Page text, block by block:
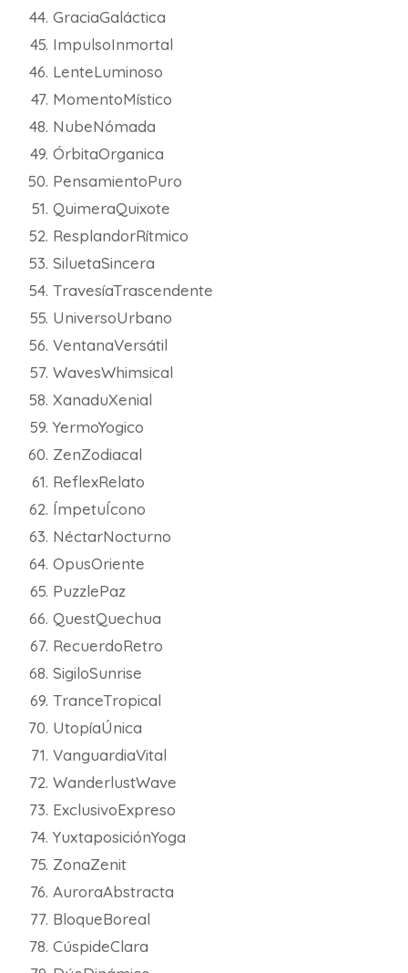
GraciaGaláctica
ImpulsoInmortal
LenteLuminoso
MomentoMístico
NubeNómada
ÓrbitaOrganica
PensamientoPuro
QuimeraQuixote
ResplandorRítmico
SiluetaSincera
TravesíaTrascendente
UniversoUrbano
VentanaVersátil
WavesWhimsical
XanaduXenial
YermoYogico
ZenZodiacal
ReflexRelato
ÍmpetuÍcono
NéctarNocturno
OpusOriente
PuzzlePaz
QuestQuechua
RecuerdoRetro
SigiloSunrise
TranceTropical
UtopíaÚnica
VanguardiaVital
WanderlustWave
ExclusivoExpreso
YuxtaposiciónYoga
ZonaZenit
AuroraAbstracta
BloqueBoreal
CúspideClara